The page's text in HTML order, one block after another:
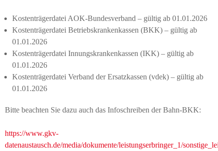
Kostenträgerdatei AOK-Bundesverband – gültig ab 01.01.2026
Kostenträgerdatei Betriebskrankenkassen (BKK) – gültig ab
01.01.2026
Kostenträgerdatei Innungskrankenkassen (IKK) – gültig ab
01.01.2026
Kostenträgerdatei Verband der Ersatzkassen (vdek) – gültig ab
01.01.2026
Bitte beachten Sie dazu auch das Infoschreiben der Bahn-BKK:
https://www.gkv-
datenaustausch.de/media/dokumente/leistungserbringer_1/